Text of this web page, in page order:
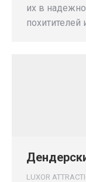
их в
похитителей
LUXOR